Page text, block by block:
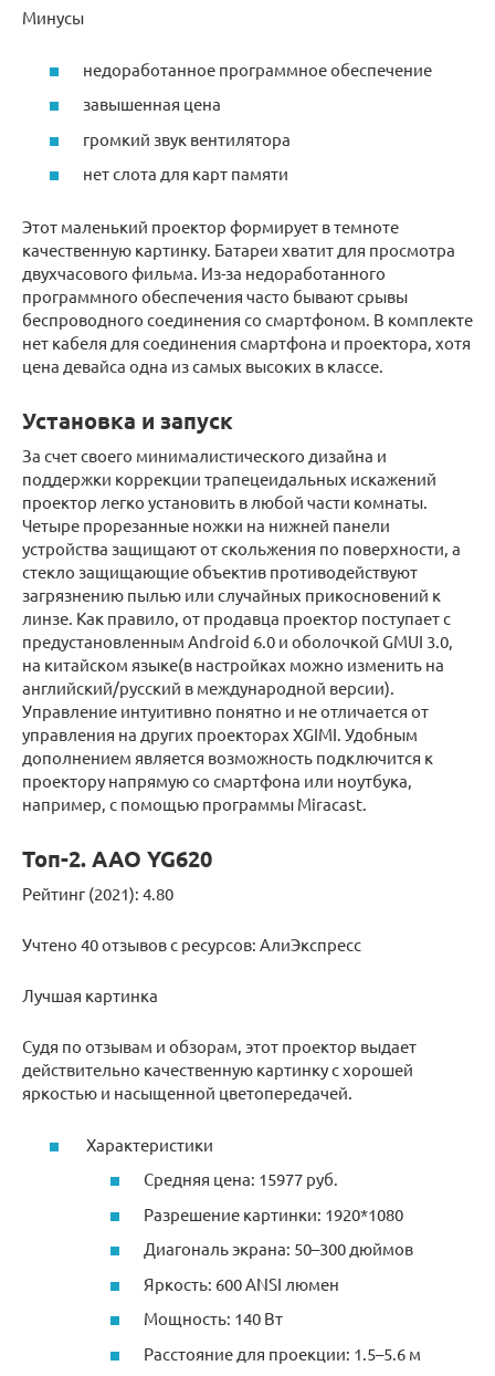
Минусы
недоработанное программное обеспечение
завышенная цена
громкий звук вентилятора
нет слота для карт памяти
Этот маленький проектор формирует в темноте
качественную картинку. Батареи хватит для просмотра
двухчасового фильма. Из-за недоработанного
программного обеспечения часто бывают срывы
беспроводного соединения со смартфоном. В комплекте
нет кабеля для соединения смартфона и проектора, хотя
цена девайса одна из самых высоких в классе.
Установка и запуск
За счет своего минималистического дизайна и
поддержки коррекции трапецеидальных искажений
проектор легко установить в любой части комнаты.
Четыре прорезанные ножки на нижней панели
устройства защищают от скольжения по поверхности, а
стекло защищающие объектив противодействуют
загрязнению пылью или случайных прикосновений к
линзе. Как правило, от продавца проектор поступает с
предустановленным Android 6.0 и оболочкой GMUI 3.0,
на китайском языке(в настройках можно изменить на
английский/русский в международной версии).
Управление интуитивно понятно и не отличается от
управления на других проекторах XGIMI. Удобным
дополнением является возможность подключится к
проектору напрямую со смартфона или ноутбука,
например, с помощью программы Miracast.
Топ-2. AAO YG620
Рейтинг (2021): 4.80
Учтено 40 отзывов с ресурсов: АлиЭкспресс
Лучшая картинка
Судя по отзывам и обзорам, этот проектор выдает
действительно качественную картинку с хорошей
яркостью и насыщенной цветопередачей.
Характеристики
Средняя цена: 15977 руб.
Разрешение картинки: 1920*1080
Диагональ экрана: 50–300 дюймов
Яркость: 600 ANSI люмен
Мощность: 140 Вт
Расстояние для проекции: 1.5–5.6 м